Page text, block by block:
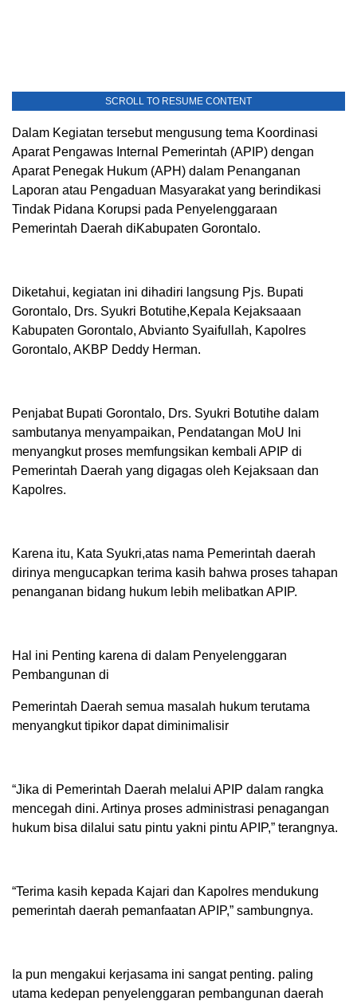
SCROLL TO RESUME CONTENT
Dalam Kegiatan tersebut mengusung tema Koordinasi
Aparat Pengawas Internal Pemerintah (APIP) dengan
Aparat Penegak Hukum (APH) dalam Penanganan
Laporan atau Pengaduan Masyarakat yang berindikasi
Tindak Pidana Korupsi pada Penyelenggaraan
Pemerintah Daerah diKabupaten Gorontalo.
Diketahui, kegiatan ini dihadiri langsung Pjs. Bupati
Gorontalo, Drs. Syukri Botutihe,Kepala Kejaksaaan
Kabupaten Gorontalo, Abvianto Syaifullah, Kapolres
Gorontalo, AKBP Deddy Herman.
Penjabat Bupati Gorontalo, Drs. Syukri Botutihe dalam
sambutanya menyampaikan, Pendatangan MoU Ini
menyangkut proses memfungsikan kembali APIP di
Pemerintah Daerah yang digagas oleh Kejaksaan dan
Kapolres.
Karena itu, Kata Syukri,atas nama Pemerintah daerah
dirinya mengucapkan terima kasih bahwa proses tahapan
penanganan bidang hukum lebih melibatkan APIP.
Hal ini Penting karena di dalam Penyelenggaran
Pembangunan di
Pemerintah Daerah semua masalah hukum terutama
menyangkut tipikor dapat diminimalisir
“Jika di Pemerintah Daerah melalui APIP dalam rangka
mencegah dini. Artinya proses administrasi penagangan
hukum bisa dilalui satu pintu yakni pintu APIP,” terangnya.
“Terima kasih kepada Kajari dan Kapolres mendukung
pemerintah daerah pemanfaatan APIP,” sambungnya.
Ia pun mengakui kerjasama ini sangat penting. paling
utama kedepan penyelenggaran pembangunan daerah